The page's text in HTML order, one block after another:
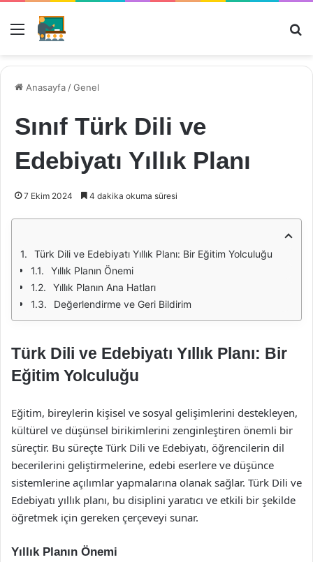
Menü
Anasayfa /Genel
Sınıf Türk Dili ve
Edebiyatı Yıllık Planı
7 Ekim 2024 4 dakika okuma süresi
Türk Dili ve Edebiyatı Yıllık Planı: Bir Eğitim Yolculuğu
Yıllık Planın Önemi
Yıllık Planın Ana Hatları
Değerlendirme ve Geri Bildirim
Türk Dili ve Edebiyatı Yıllık Planı: Bir
Eğitim Yolculuğu
Eğitim, bireylerin kişisel ve sosyal gelişimlerini destekleyen,
kültürel ve düşünsel birikimlerini zenginleştiren önemli bir
süreçtir. Bu süreçte Türk Dili ve Edebiyatı, öğrencilerin dil
becerilerini geliştirmelerine, edebi eserlere ve düşünce
sistemlerine açılımlar yapmalarına olanak sağlar. Türk Dili ve
Edebiyatı yıllık planı, bu disiplini yaratıcı ve etkili bir şekilde
öğretmek için gereken çerçeveyi sunar.
Yıllık Planın Önemi